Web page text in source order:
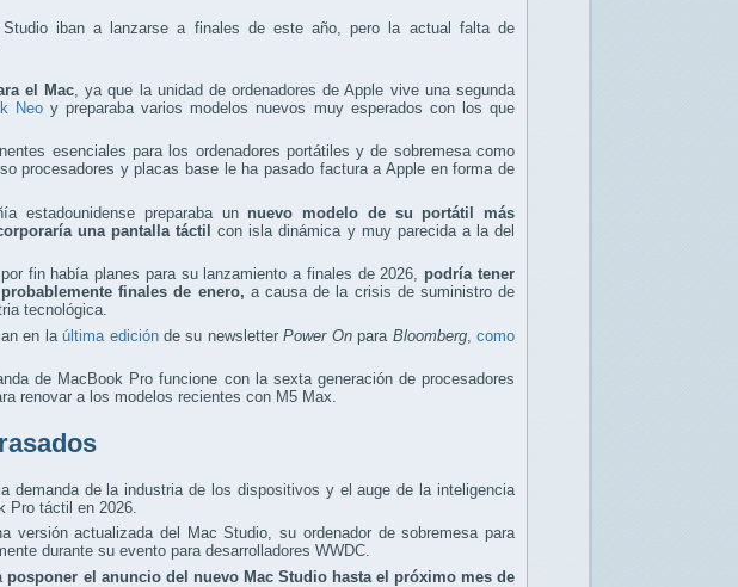
iban a lanzarse a finales de este año, pero la actual falta de
el Mac , ya que la unidad de ordenadores de Apple vive una segunda
Neoy preparaba varios modelos nuevos muy esperados con los que
esenciales para los ordenadores portátiles y de sobremesa como
procesadores y placas base le ha pasado factura a Apple en forma de
estadounidense preparaba un nuevo modelo de su portátil más
una pantalla táctil
con isla dinámica y muy parecida a la del
fin había planes para su lanzamiento a finales de 2026, podría tener
finales de enero, a causa de la crisis de suministro de
tecnológica.
en la última ediciónde su newsletterPower Onpara Bloomberg,como
de MacBook Pro funcione con la sexta generación de procesadores
renovar a los modelos recientes con M5 Max.
demanda de la industria de los dispositivos y el auge de la inteligencia
Pro táctil en 2026.
versión actualizada del Mac Studio, su ordenador de sobremesa para
durante su evento para desarrolladores WWDC.
posponer el anuncio del nuevo Mac Studio hasta el próximo mes de